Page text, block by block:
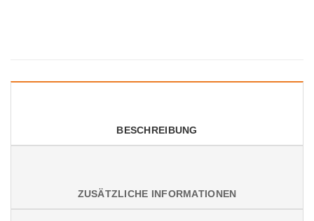
BESCHREIBUNG
ZUSÄTZLICHE INFORMATIONEN